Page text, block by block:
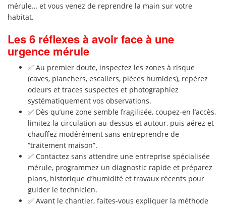
mérule… et vous venez de reprendre la main sur votre
habitat.
Les 6 réflexes à avoir face à une
urgence mérule
✅ Au premier doute, inspectez les zones à risque
(caves, planchers, escaliers, pièces humides), repérez
odeurs et traces suspectes et photographiez
systématiquement vos observations.
✅ Dès qu’une zone semble fragilisée, coupez-en l’accès,
limitez la circulation au-dessus et autour, puis aérez et
chauffez modérément sans entreprendre de
“traitement maison”.
✅ Contactez sans attendre une entreprise spécialisée
mérule, programmez un diagnostic rapide et préparez
plans, historique d’humidité et travaux récents pour
guider le technicien.
✅ Avant le chantier, faites-vous expliquer la méthode